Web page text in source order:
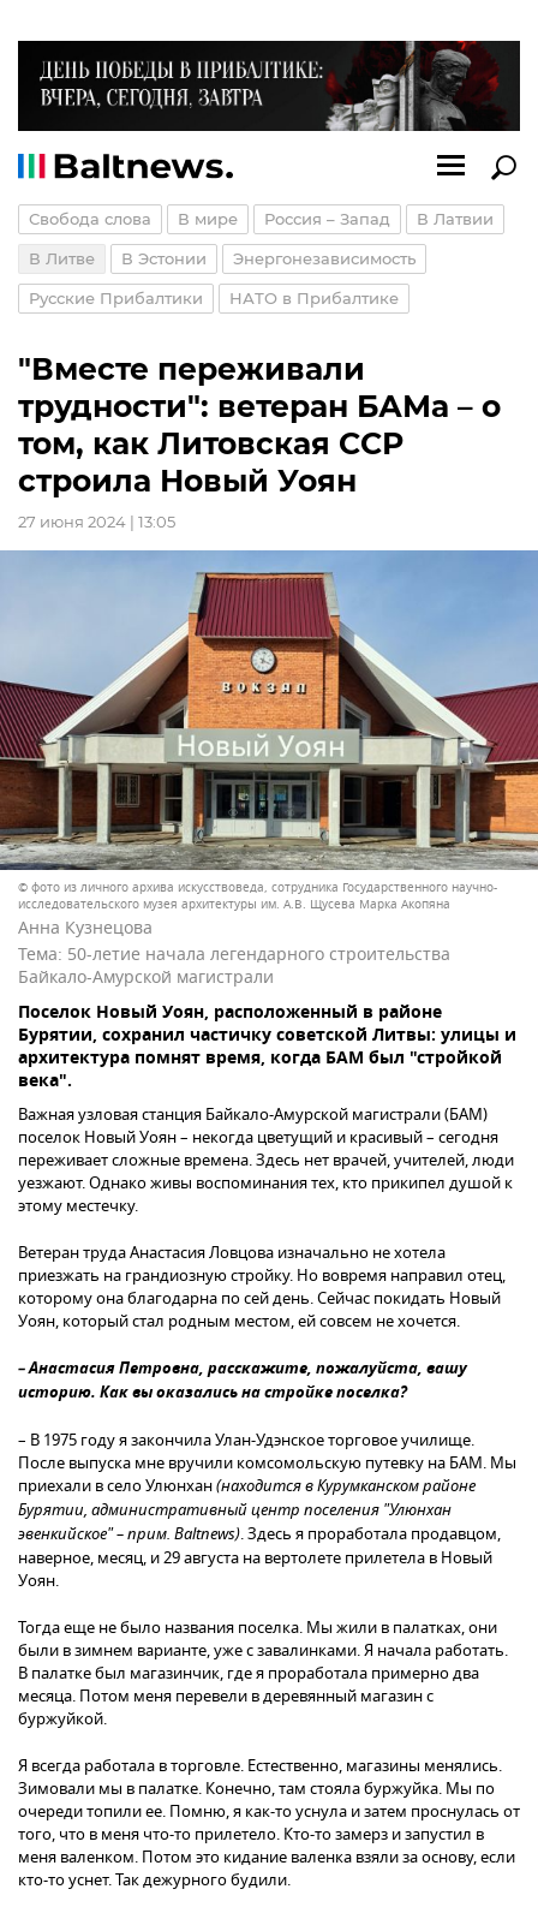
Свобода слова В мире Россия – Запад В Латвии
В Литве В Эстонии Энергонезависимость
Русские Прибалтики НАТО в Прибалтике
"Вместе переживали
трудности": ветеран БАМа – о
том, как Литовская ССР
строила Новый Уоян
27 июня 2024 | 13:05
© фото из личного архива искусствоведа, сотрудника Государственного научно-
исследовательского музея архитектуры им. А.В. Щусева Марка Акопяна
Анна Кузнецова
Тема: 50-летие начала легендарного строительства
Байкало-Амурской магистрали
Поселок Новый Уоян, расположенный в районе
Бурятии, сохранил частичку советской Литвы: улицы и
архитектура помнят время, когда БАМ был "стройкой
века".
Важная узловая станция Байкало-Амурской магистрали (БАМ)
поселок Новый Уоян – некогда цветущий и красивый – сегодня
переживает сложные времена. Здесь нет врачей, учителей, люди
уезжают. Однако живы воспоминания тех, кто прикипел душой к
этому местечку.
Ветеран труда Анастасия Ловцова изначально не хотела
приезжать на грандиозную стройку. Но вовремя направил отец,
которому она благодарна по сей день. Сейчас покидать Новый
Уоян, который стал родным местом, ей совсем не хочется.
– Анастасия Петровна, расскажите, пожалуйста, вашу
историю. Как вы оказались на стройке поселка?
– В 1975 году я закончила Улан-Удэнское торговое училище.
После выпуска мне вручили комсомольскую путевку на БАМ. Мы
приехали в село Улюнхан(находится в Курумканском районе
Бурятии, административный центр поселения "Улюнхан
эвенкийское" – прим. Baltnews). Здесь я проработала продавцом,
наверное, месяц, и 29 августа на вертолете прилетела в Новый
Уоян.
Тогда еще не было названия поселка. Мы жили в палатках, они
были в зимнем варианте, уже с завалинками. Я начала работать.
В палатке был магазинчик, где я проработала примерно два
месяца. Потом меня перевели в деревянный магазин с
буржуйкой.
Я всегда работала в торговле. Естественно, магазины менялись.
Зимовали мы в палатке. Конечно, там стояла буржуйка. Мы по
очереди топили ее. Помню, я как-то уснула и затем проснулась от
того, что в меня что-то прилетело. Кто-то замерз и запустил в
меня валенком. Потом это кидание валенка взяли за основу, если
кто-то уснет. Так дежурного будили.